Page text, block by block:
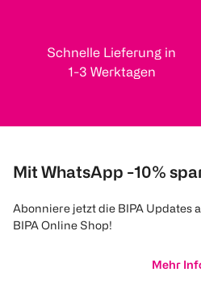
Schnelle Lieferung in
1-3 Werktagen
Mit WhatsApp -10%
Abonniere jetzt die BIPA Updates
BIPA Online Shop!
Mehr